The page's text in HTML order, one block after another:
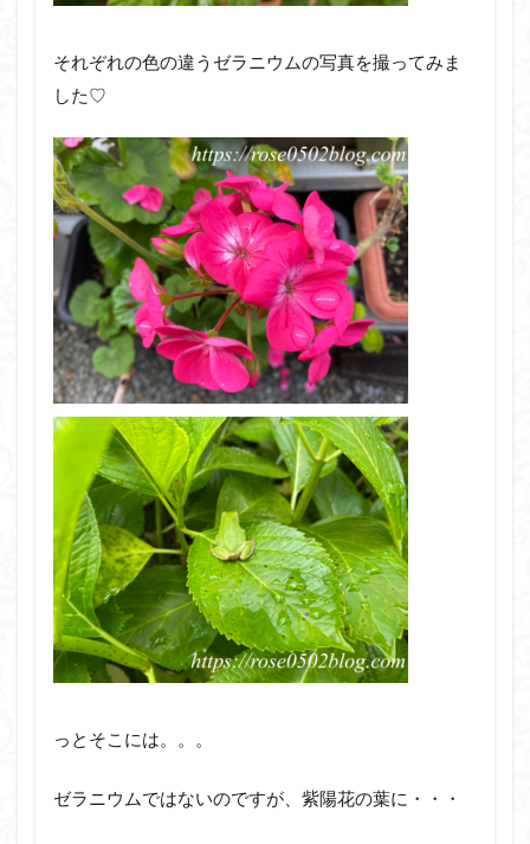
それぞれの色の違うゼラニウムの写真を撮ってみま
した♡
っとそこには。。。
ゼラニウムではないのですが、紫陽花の葉に・・・